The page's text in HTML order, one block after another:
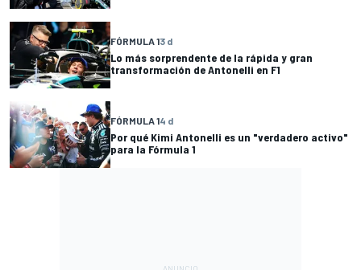
FÓRMULA 13 d
Lo más sorprendente de la rápida y gran
transformación de Antonelli en F1
FÓRMULA 14 d
Por qué Kimi Antonelli es un "verdadero activo"
para la Fórmula 1